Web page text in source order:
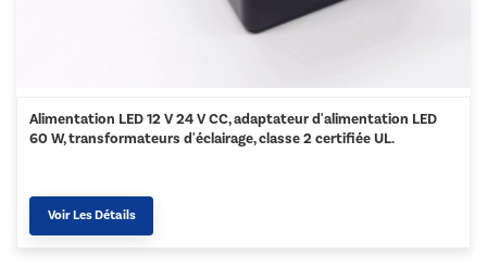
Alimentation LED 12 V 24 V CC, adaptateur d'alimentation LED
60 W, transformateurs d'éclairage, classe 2 certifiée UL.
Voir Les Détails